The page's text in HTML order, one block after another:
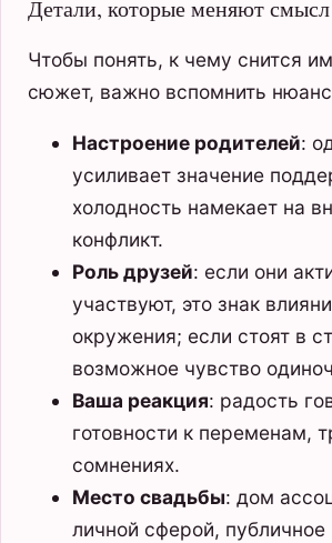
Детали, которые меняют смысл
Чтобы понять, к чему снится
сюжет, важно вспомнить
Настроение родителей:
усиливает значение
холодность намекает на
конфликт.
Роль друзей: если они
участвуют, это знак
окружения; если стоят в
возможное чувство
Ваша реакция: радость
готовности к переменам,
сомнениях.
Место свадьбы: дом
личной сферой, публичное